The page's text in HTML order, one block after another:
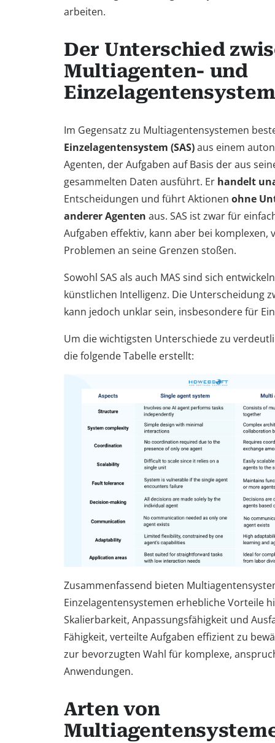
arbeiten.
Der Unterschied
Multiagenten- und
Im Gegensatz zu Multiagentensystemen
Einzelagentensystem (SAS)aus einem
Agenten, der Aufgaben auf Basis der aus
gesammelten Daten ausführt. Er handelt
Entscheidungen und führt Aktionen ohne
anderer Agenten aus. SAS ist zwar für
Aufgaben effektiv, kann aber bei komplexen,
Problemen an seine Grenzen stoßen.
Sowohl SAS als auch MAS sind sich
künstlichen Intelligenz. Die Unterscheidung
kann jedoch unklar sein, insbesondere für
Um die wichtigsten Unterschiede zu
die folgende Tabelle erstellt:
Zusammenfassend bieten
Einzelagentensystemen erhebliche Vorteile
Skalierbarkeit, Anpassungsfähigkeit und
Fähigkeit, verteilte Aufgaben effizient zu
zur bevorzugten Wahl für komplexe,
Anwendungen.
Arten von